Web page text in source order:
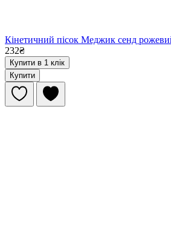
Кінетичний пісок Меджик сенд
232₴
Купити в 1 клік
Купити